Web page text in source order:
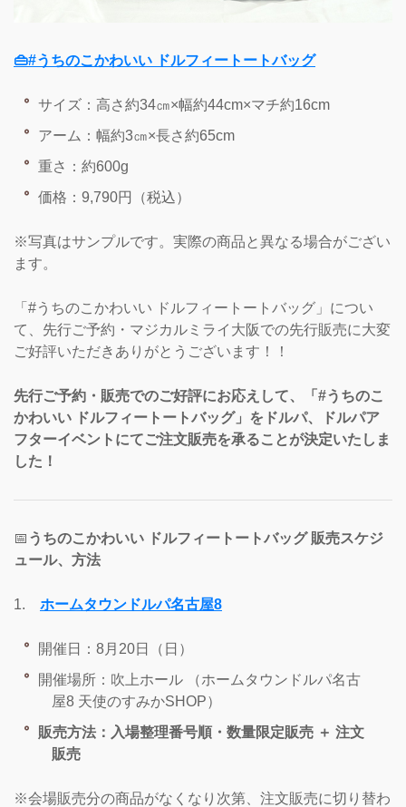
👜#うちのこかわいい ドルフィートートバッグ
サイズ：高さ約34㎝×幅約44cm×マチ約16cm
アーム：幅約3㎝×長さ約65cm
重さ：約600g
価格：9,790円（税込）
※写真はサンプルです。実際の商品と異なる場合がござい
ます。
「#うちのこかわいい ドルフィートートバッグ」につい
て、先行ご予約・マジカルミライ大阪での先行販売に大変
ご好評いただきありがとうございます！！
先行ご予約・販売でのご好評にお応えして、「#うちのこ
かわいい ドルフィートートバッグ」をドルパ、ドルパア
フターイベントにてご注文販売を承ることが決定いたしま
した！
📅 うちのこかわいい ドルフィートートバッグ 販売スケジ
ュール、方法
1. ホームタウンドルパ名古屋8
開催日：8月20日（日）
開催場所：吹上ホール （ホームタウンドルパ名古
屋8 天使のすみかSHOP）
販売方法：入場整理番号順・数量限定販売 ＋ 注文
販売
※会場販売分の商品がなくなり次第、注文販売に切り替わ